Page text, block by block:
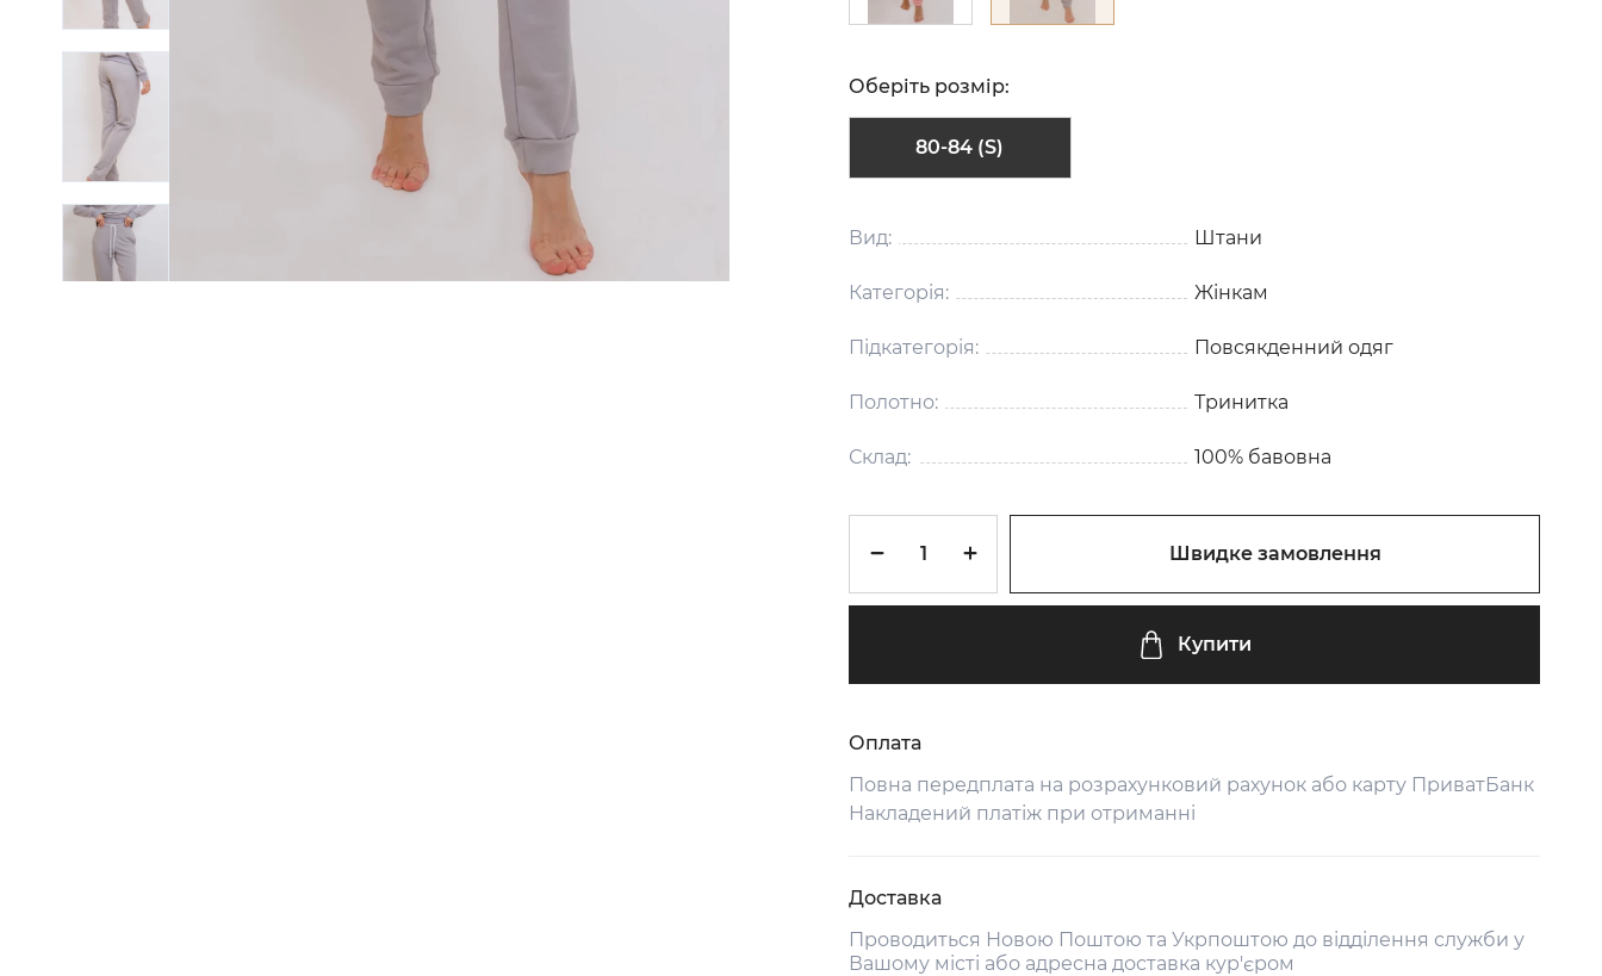
Оберіть розмір:
80-84 (S)
Вид: Штани
Категорія: Жінкам
Підкатегорія: Повсякденний одяг
Полотно: Тринитка
Склад: 100% бавовна
Швидке замовлення
Купити
Оплата
Повна передплата на розрахунковий рахунок або карту ПриватБанк
Накладений платіж при отриманні
Доставка
Проводиться Новою Поштою та Укрпоштою до відділення служби у
Вашому місті або адресна доставка кур'єром